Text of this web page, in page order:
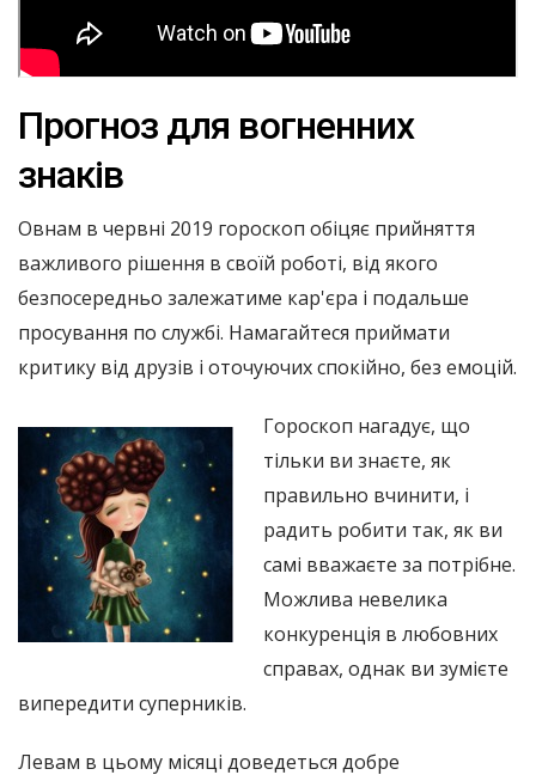
Прогноз для вогненних
знаків
Овнам в червні 2019 гороскоп обіцяє прийняття
важливого рішення в своїй роботі, від якого
безпосередньо залежатиме кар'єра і подальше
просування по службі. Намагайтеся приймати
критику від друзів і оточуючих спокійно, без емоцій.
Гороскоп нагадує, що
тільки ви знаєте, як
правильно вчинити, і
радить робити так, як ви
самі вважаєте за потрібне.
Можлива невелика
конкуренція в любовних
справах, однак ви зумієте
випередити суперників.
Левам в цьому місяці доведеться добре